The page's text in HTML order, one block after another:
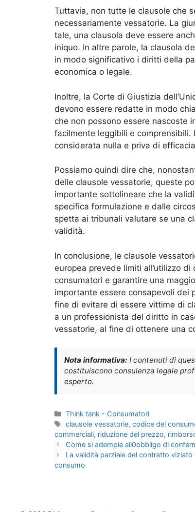
Tuttavia, non tutte le clausole che
necessariamente vessatorie. La
tale, una clausola deve essere
iniquo. In altre parole, la clausola
in modo significativo i diritti della
economica o legale.
Inoltre, la Corte di Giustizia
devono essere redatte in modo
che non possono essere nascoste
facilmente leggibili e
considerata nulla e priva di
Possiamo quindi dire che,
delle clausole vessatorie, queste
importante sottolineare che la
specifica formulazione e dalle
spetta ai tribunali valutare se una
validità.
In conclusione, le clausole
europea prevede limiti all’utilizzo
consumatori e garantire una
importante essere consapevoli dei
fine di evitare di essere vittime di
a un professionista del diritto in
vessatorie, al fine di ottenere una
Nota informativa: I contenuti di
costituiscono consulenza legale
esperto.
Categorie
Think tank - Consumatori
Tag
clausole vessatorie,codice del
commerciali, riduzione del prezzo,
Come si adempie all0obbligo di
La validità parziale del contratto
consumo